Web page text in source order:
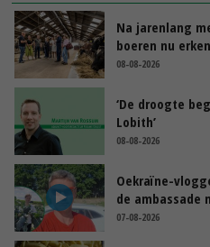
Na jarenlang
boeren nu
08-08-2026
‘De droogte
Lobith’
08-08-2026
Oekraïne-
de ambassade
07-08-2026